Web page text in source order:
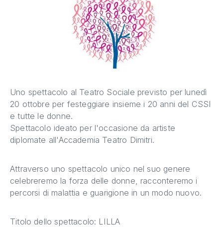
Uno spettacolo al Teatro Sociale previsto per lunedì
20 ottobre per festeggiare insieme i 20 anni del CSSI
e tutte le donne.
Spettacolo ideato per l'occasione da artiste
diplomate all'Accademia Teatro Dimitri.
Attraverso uno spettacolo unico nel suo genere
celebreremo la forza delle donne, racconteremo i
percorsi di malattia e guarigione in un modo nuovo.
Titolo dello spettacolo: LILLA